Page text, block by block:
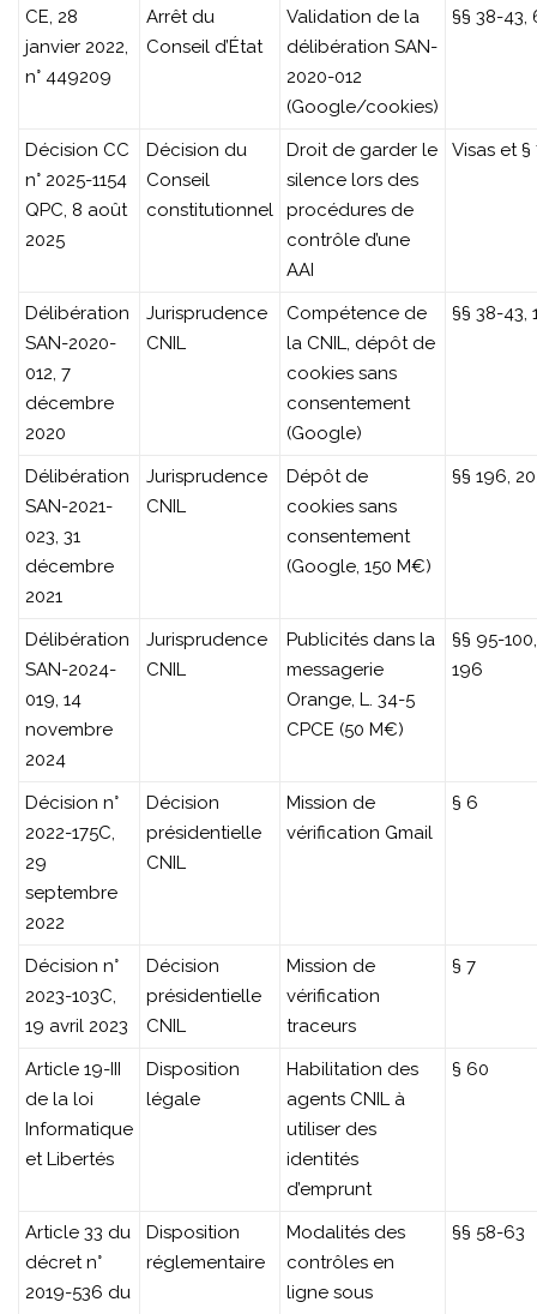
CE, 28
janvier 2022,
n° 449209
Arrêt du
Conseil d’État
Validation de la
délibération SAN-
2020-012
(Google/cookies)
§§ 38-43,
Décision CC
n° 2025-1154
QPC, 8 août
2025
Décision du
Conseil
constitutionnel
Droit de garder le
silence lors des
procédures de
contrôle d’une
AAI
Visas et §
Délibération
SAN-2020-
012, 7
décembre
2020
Jurisprudence
CNIL
Compétence de
la CNIL, dépôt de
cookies sans
consentement
(Google)
§§ 38-43,
Délibération
SAN-2021-
023, 31
décembre
2021
Jurisprudence
CNIL
Dépôt de
cookies sans
consentement
(Google, 150 M€)
§§ 196,
Délibération
SAN-2024-
019, 14
novembre
2024
Jurisprudence
CNIL
Publicités dans la
messagerie
Orange, L. 34-5
CPCE (50 M€)
§§ 95-100,
196
Décision n°
2022-175C,
29
septembre
2022
Décision
présidentielle
CNIL
Mission de
vérification Gmail
§ 6
Décision n°
2023-103C,
19 avril 2023
Décision
présidentielle
CNIL
Mission de
vérification
traceurs
§ 7
Article 19-III
de la loi
Informatique
et Libertés
Disposition
légale
Habilitation des
agents CNIL à
utiliser des
identités
d’emprunt
§ 60
Article 33 du
décret n°
2019-536 du
Disposition
réglementaire
Modalités des
contrôles en
ligne sous
§§ 58-63